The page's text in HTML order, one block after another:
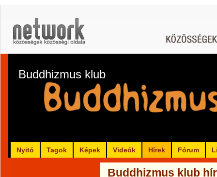
Buddhizmus klub
Nyitó Tagok Képek Videók Hírek Fórum
Buddhizmus klub